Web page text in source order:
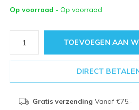
Op voorraad - Op voorraad
TOEVOEGEN AAN
DIRECT
Gratis verzending Vanaf €75,-